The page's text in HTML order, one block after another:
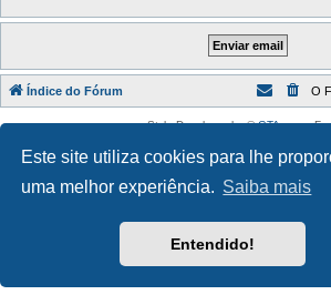
Este site utiliza cookies para lhe
uma melhor experiência. Saiba mais
Entendido!
Índice do Fórum O
Style Developer by ©GTA game
Traduzido por: phpBB Portugal
Privacidade
Termos